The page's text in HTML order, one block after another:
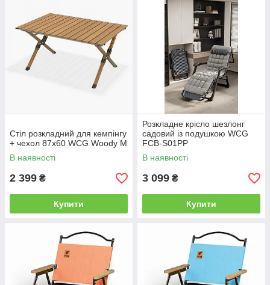
Cтіл розкладний для кемпінгу
+ чехол 87х60 WCG Woody M
В наявності
2 399 ₴
Купити
Розкладне крісло шезлонг
садовий із подушкою WCG
FCB-S01PP
В наявності
3 099 ₴
Купити